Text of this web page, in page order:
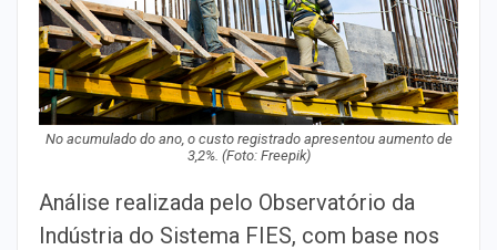
No acumulado do ano, o custo registrado apresentou aumento de
3,2%. (Foto: Freepik)
Análise realizada pelo Observatório da
Indústria do Sistema FIES, com base nos